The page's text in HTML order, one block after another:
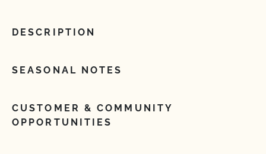
DESCRIPTION
SEASONAL NOTES
CUSTOMER & COMMUNITY
OPPORTUNITIES